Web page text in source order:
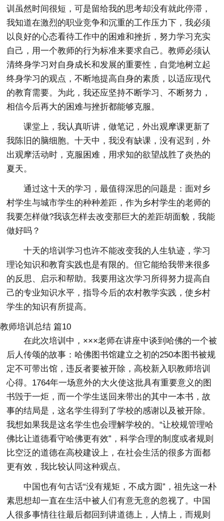
训虽然时间很短，可是留给我的思考却没有就此停滞，
我知道在激烈的职业竞争和沉重的工作压力下，我必须
以良好的心态看待工作中的困难和挫折，努力学习充实
自己，用一个教师的行为标准来要求自己。教师必须认
清终身学习对自身成长和发展的重要性，自觉地树立起
终身学习的观点，不断地提高自身的素质，以适应现代
的教育需要。为此，我还应坚持不断学习、不断努力，
相信今后再大的困难与挫折都能够克服。
课堂上，我认真听讲，做笔记，外出观摩课更新了
我陈旧的脑细胞。十天中，我没有缺课，没有迟到，外
出观摩活动时，克服困难，用求知的欲望战胜了炎热的
夏天。
通过这十天的学习，最值得深思的问题是：面对乡
村学生与城市学生的种种差距，作为乡村学生的老师的
我要怎样做?我该怎样去改变那巨大的差距胡面貌，我能
做好吗？
十天的培训学习也许不能改变我的人生轨迹，学习
理论知识和教育实践也是有限的。但它能给我带来很多
的反思、启示和帮助。我要用这次学习所得努力提高自
己的专业知识水平，指导今后的农村教学实践，使乡村
学生的知识有所提高。
教师培训总结 篇10
在此次培训中，×××老师在讲座中谈到哈佛的一个被
后人传颂的故事：哈佛图书馆建立之初的250本图书被规
定不可带出馆，违反者要被开除，高校新入职教师培训
心得。1764年一场意外的大火使这批具有重要意义的图
书毁于一炬，而一个学生送回来带出的其中一本书，故
事的结局是，这名学生得到了学校的感谢以及被开除。
我想如果我是这名学生也会理解学校的。“让校规管理哈
佛比让道德看守哈佛更有效”，科学合理的制度或者规则
比空泛的道德在高校建设上，在社会生活的很多方面都
更有效，我比较认同这种观点。
中国也有句古话“没有规矩，不成方圆”，祖先这一朴
素思想却一直在生活中被人们有意无意的忽视了。中国
人很多事情往往最后都回到讲道德上，人情上，而规则